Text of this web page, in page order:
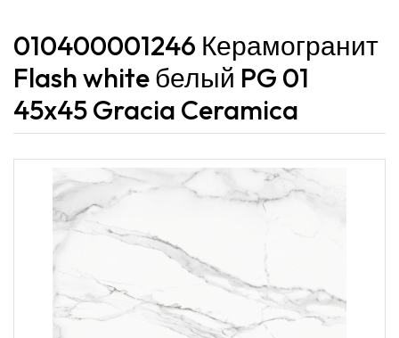
010400001246 Керамогранит
Flash white белый PG 01
45x45 Gracia Ceramica